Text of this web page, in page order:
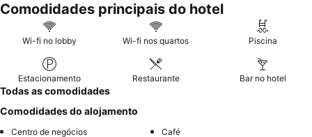
Comodidades principais do hotel
Wi-fi no lobby Wi-fi nos quartos Piscina
Estacionamento Restaurante Bar no hotel
Todas as comodidades
Comodidades do alojamento
Centro de negócios
Café